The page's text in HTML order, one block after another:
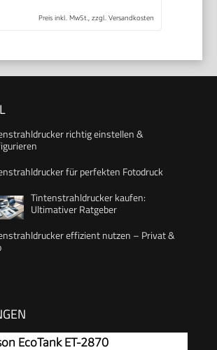
Preis inkl. MwSt., zzgl. Versandkosten
richtig einstellen &
für perfekten Fotodruck
Tintenstrahldrucker kaufen:
Ultimativer Ratgeber
effizient nutzen – Privat &
EcoTank ET-2870